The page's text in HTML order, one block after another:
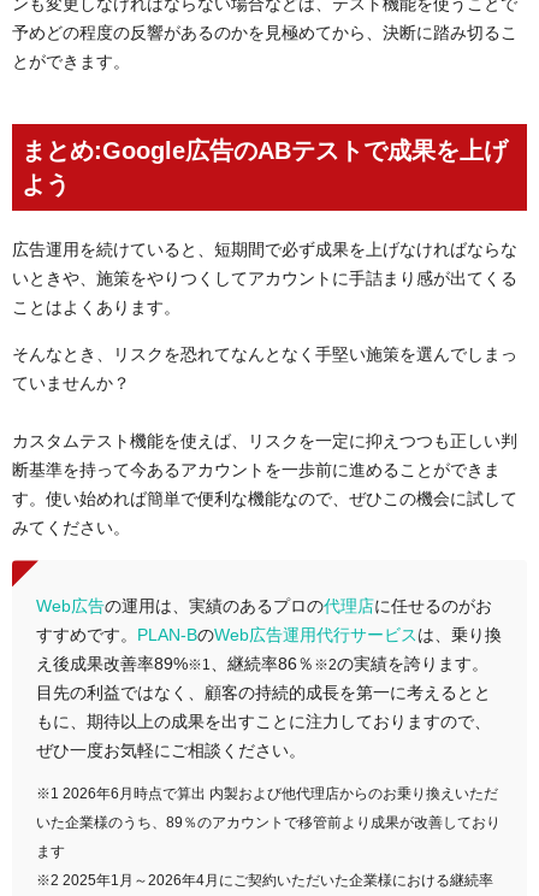
予めどの程度の反響があるのかを見極めてから、決断に踏み切るこ
とができます。
まとめ:Google広告のABテストで成果を上げ
よう
広告運用を続けていると、短期間で必ず成果を上げなければならな
いときや、施策をやりつくしてアカウントに手詰まり感が出てくる
ことはよくあります。
そんなとき、リスクを恐れてなんとなく手堅い施策を選んでしまっ
ていませんか？
カスタムテスト機能を使えば、リスクを一定に抑えつつも正しい判
断基準を持って今あるアカウントを一歩前に進めることができま
す。使い始めれば簡単で便利な機能なので、ぜひこの機会に試して
みてください。
Web広告の運用は、実績のあるプロの代理店に任せるのがお
すすめです。 PLAN-BのWeb広告運用代行サービスは、乗り換
え後成果改善率89%※1 、継続率86％ ※2の実績を誇ります。
目先の利益ではなく、顧客の持続的成長を第一に考えるとと
もに、期待以上の成果を出すことに注力しておりますので、
ぜひ一度お気軽にご相談ください。
※1 2026年6月時点で算出 内製および他代理店からのお乗り換えいただ
いた企業様のうち、89％のアカウントで移管前より成果が改善しており
ます
※2 2025年1月～2026年4月にご契約いただいた企業様における継続率